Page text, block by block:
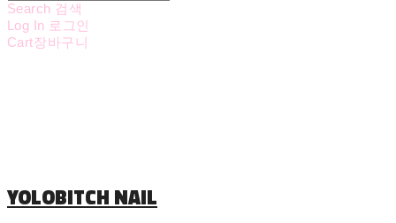
Search 검색
Log In 로그인
Cart장바구니
YOLOBITCH NAIL